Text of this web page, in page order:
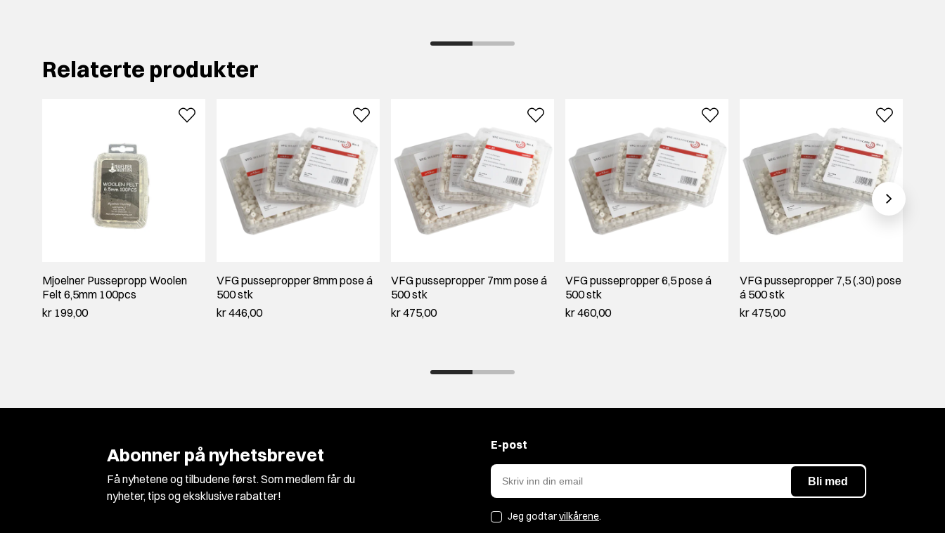
Relaterte produkter
Mjoelner Pussepropp Woolen
Felt 6,5mm 100pcs
kr 199,00
VFG pussepropper 8mm pose á
500 stk
kr 446,00
VFG pussepropper 7mm pose á
500 stk
kr 475,00
VFG pussepropper 6,5 pose á
500 stk
kr 460,00
VFG pussepropper 7,5 (.30) pose
á 500 stk
kr 475,00
Abonner på nyhetsbrevet
Få nyhetene og tilbudene først. Som medlem får du
nyheter, tips og eksklusive rabatter!
E-post
Jeg godtarvilkårene.